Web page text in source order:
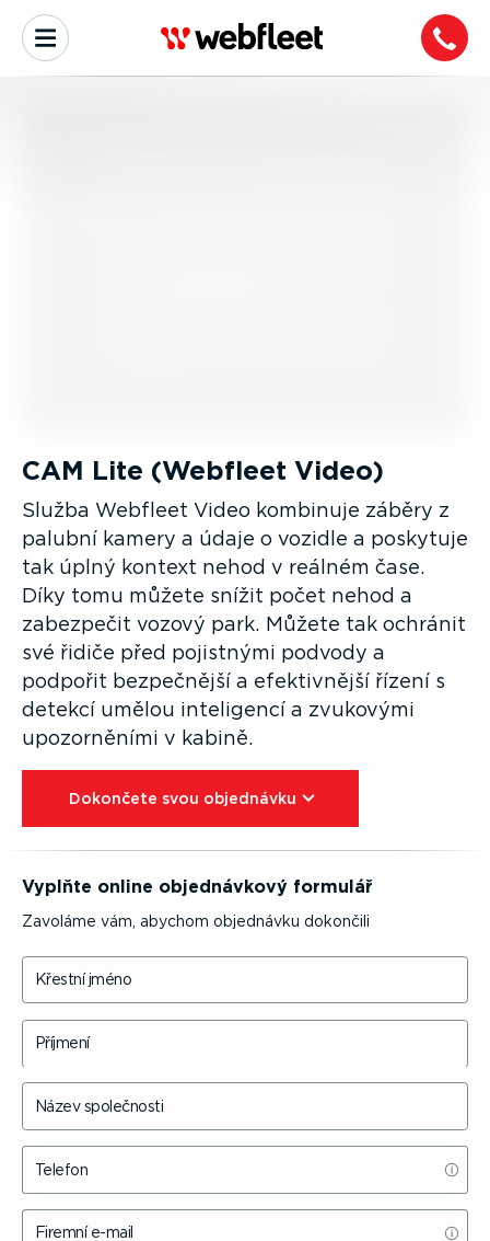
CAM Lite (Webfleet Video)
Služba Webfleet Video kombinuje záběry z
palubní kamery a údaje o vozidle a poskytuje
tak úplný kontext nehod v reálném čase.
Díky tomu můžete snížit počet nehod a
zabezpečit vozový park. Můžete tak ochránit
své řidiče před pojistnými podvody a
podpořit bezpečnější a efektiv­nější řízení s
detekcí umělou inteligencí a zvukovými
upozor­něními v kabině.
Dokončete svou objednávku⁠
Vyplňte online objed­návkový formulář
Zavoláme vám, abychom objednávku dokončili
Křestní jméno
Příjmení
Název společnosti
Telefon
Firemní e-mail